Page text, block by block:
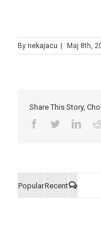
By nekajacu Maj 8th,
Share This Story,
Facebook
Twitter
PopularRecent